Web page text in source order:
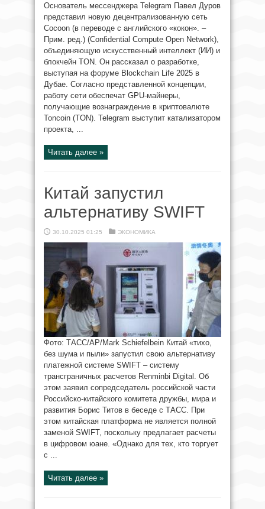
Основатель мессенджера Telegram Павел Дуров
представил новую децентрализованную сеть
Cocoon (в переводе с английского «кокон». –
Прим. ред.) (Confidential Compute Open Network),
объединяющую искусственный интеллект (ИИ) и
блокчейн TON. Он рассказал о разработке,
выступая на форуме Blockchain Life 2025 в
Дубае. Согласно представленной концепции,
работу сети обеспечат GPU-майнеры,
получающие вознаграждение в криптовалюте
Toncoin (TON). Telegram выступит катализатором
проекта, ...
Читать далее »
Китай запустил
альтернативу SWIFT
30.10.2025 01:25 ЭКОНОМИКА
Фото: ТАСС/AP/Mark Schiefelbein Китай «тихо,
без шума и пыли» запустил свою альтернативу
платежной системе SWIFT – систему
трансграничных расчетов Renminbi Digital. Об
этом заявил сопредседатель российской части
Российско-китайского комитета дружбы, мира и
развития Борис Титов в беседе с ТАСС. При
этом китайская платформа не является полной
заменой SWIFT, поскольку предлагает расчеты
в цифровом юане. «Однако для тех, кто торгует
с ...
Читать далее »